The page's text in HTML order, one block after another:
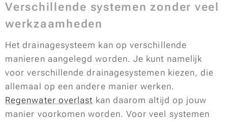
Verschillende systemen zonder veel
werkzaamheden
Het drainagesysteem kan op verschillende
manieren aangelegd worden. Je kunt namelijk
voor verschillende drainagesystemen kiezen, die
allemaal op een andere manier werken.
Regenwater overlast kan daarom altijd op jouw
manier voorkomen worden. Voor veel systemen